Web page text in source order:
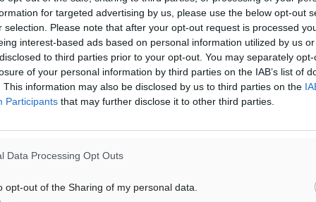
for targeted advertising by us, please use the below opt-out
selection. Please note that after your opt-out request is processed
interest-based ads based on personal information utilized by us
to third parties prior to your opt-out. You may separately
of your personal information by third parties on the IAB’s list of
This information may also be disclosed by us to third parties on the
Participants that may further disclose it to other third parties.
Data Processing Opt Outs
opt-out of the Sharing of my personal data.
με αύξηση που θα
«Το να λέει
σαν να φοράει… ροζ
του εμπορικού
πλευρά του Ατλαντικού
του This is
διοργάνωση της πόλης,
τους στόχους του
κλάδου μίλησε, μεταξύ…
Ραγδαία άνοδος σε ζήτηση
ταξίδια από Αμερικανούς
ιδιαίτερα δημοφιλή και το